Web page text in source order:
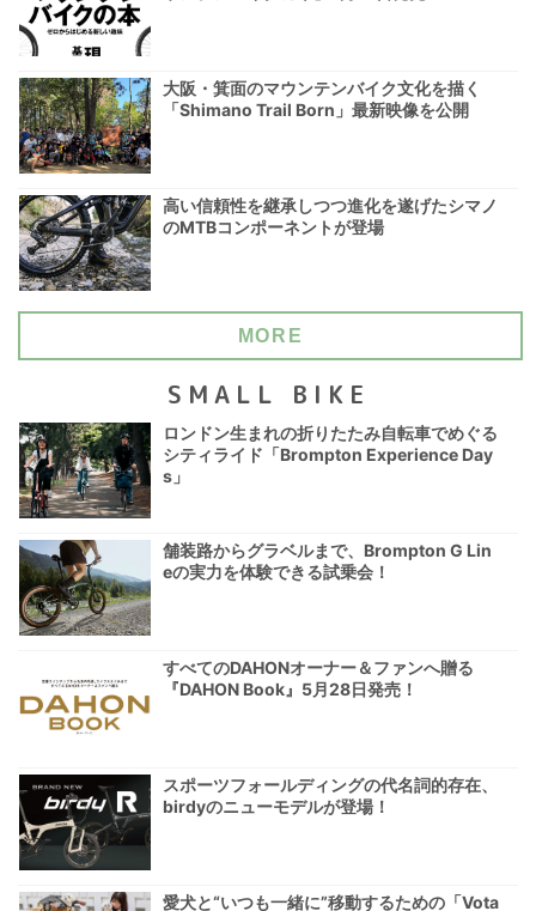
大阪・箕面のマウンテンバイク文化を描く
「Shimano Trail Born」最新映像を公開
高い信頼性を継承しつつ進化を遂げたシマノ
のMTBコンポーネントが登場
MORE
SMALL BIKE
ロンドン生まれの折りたたみ自転車でめぐる
シティライド「Brompton Experience Day
s」
舗装路からグラベルまで、Brompton G Lin
eの実力を体験できる試乗会！
すべてのDAHONオーナー＆ファンへ贈る
『DAHON Book』5月28日発売！
スポーツフォールディングの代名詞的存在、
birdyのニューモデルが登場！
愛犬と“いつも一緒に”移動するための「Vota